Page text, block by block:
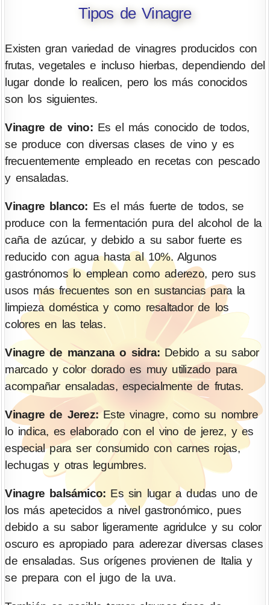
Tipos de Vinagre
Existen gran variedad de vinagres producidos con
frutas, vegetales e incluso hierbas, dependiendo del
lugar donde lo realicen, pero los más conocidos
son los siguientes.
Vinagre de vino:Es el más conocido de todos,
se produce con diversas clases de vino y es
frecuentemente empleado en recetas con pescado
y ensaladas.
Vinagre blanco: Es el más fuerte de todos, se
produce con la fermentación pura del alcohol de la
caña de azúcar, y debido a su sabor fuerte es
reducido con agua hasta al 10%. Algunos
gastrónomos lo emplean como aderezo, pero sus
usos más frecuentes son en sustancias para la
limpieza doméstica y como resaltador de los
colores en las telas.
Vinagre de manzana o sidra: Debido a su sabor
marcado y color dorado es muy utilizado para
acompañar ensaladas, especialmente de frutas.
Vinagre de Jerez: Este vinagre, como su nombre
lo indica, es elaborado con el vino de jerez, y es
especial para ser consumido con carnes rojas,
lechugas y otras legumbres.
Vinagre balsámico: Es sin lugar a dudas uno de
los más apetecidos a nivel gastronómico, pues
debido a su sabor ligeramente agridulce y su color
oscuro es apropiado para aderezar diversas clases
de ensaladas. Sus orígenes provienen de Italia y
se prepara con el jugo de la uva.